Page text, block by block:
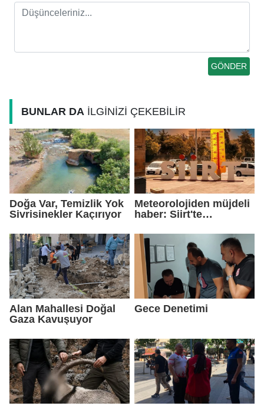
BUNLAR DA İLGİNİZİ ÇEKEBİLİR
Doğa Var, Temizlik Yok
Sivrisinekler Kaçırıyor
Meteorolojiden müjdeli
haber: Siirt'te
derece düşecek
Alan Mahallesi Doğal
Gaza Kavuşuyor
Gece Denetimi